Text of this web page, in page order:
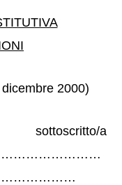
2000)
a